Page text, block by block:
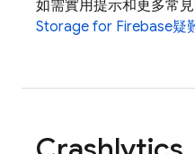
如需實用提示和更多常
Storage for Firebase疑